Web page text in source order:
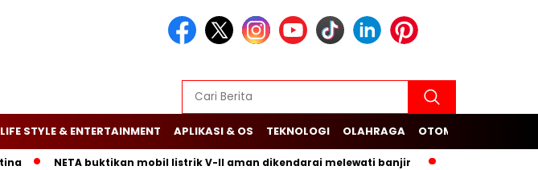
LIFE STYLE & ENTERTAINMENT APLIKASI & OS TEKNOLOGI OLAHRAGA OTOMOTIF
NETA buktikan mobil listrik V-II aman dikendarai melewati banjir Budi Arie Setiadi dan